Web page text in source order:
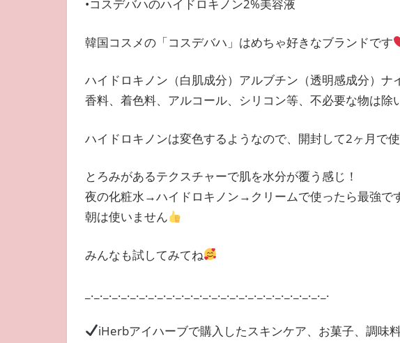
•コスデバハのハイドロキノン2%美容液
韓国コスメの「コスデバハ」はめちゃ好きなブランドです
ハイドロキノン（白肌成分）アルブチン（透明感成分）ナ
香料、着色料、アルコール、シリコン等、不必要な物は除
ハイドロキノンは変色するようなので、開封して2ヶ月で使
とろみがあるテクスチャーで肌を水分が覆う感じ！
夜の化粧水→ハイドロキノン→クリームで使ったら最強です
朝は使いません
みんなも試してみてね
_._._._._._._._._._._._._._._._._._._._._._._._._._._.
iHerbアイハーブで購入したスキンケア、お菓子、調味